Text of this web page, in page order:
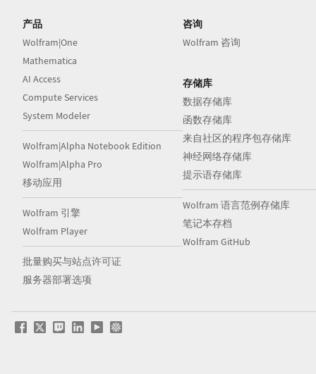
产品
Wolfram|One
Mathematica
AI Access
Compute Services
System Modeler
Wolfram|Alpha Notebook Edition
Wolfram|Alpha Pro
移动应用
Wolfram 引擎
Wolfram Player
批量购买与站点许可证
服务器部署选项
咨询
Wolfram 咨询
存储库
数据存储库
函数存储库
来自社区的程序包存储库
神经网络存储库
提示语存储库
Wolfram 语言范例存储库
笔记本存档
Wolfram GitHub